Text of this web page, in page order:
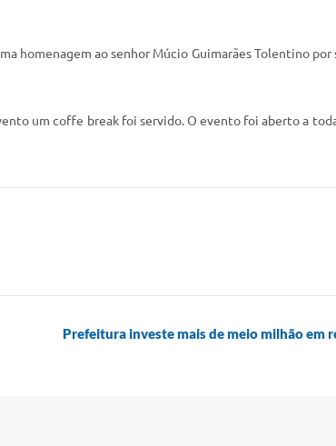
homenagem ao senhor Múcio Guimarães Tolentino
um coffe break foi servido. O evento foi aberto a
Prefeitura investe mais de meio milhão em